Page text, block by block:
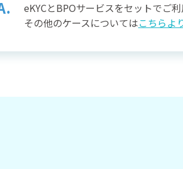
eKYCとBPOサービスをセットでご
その他のケースについてはこちらよ